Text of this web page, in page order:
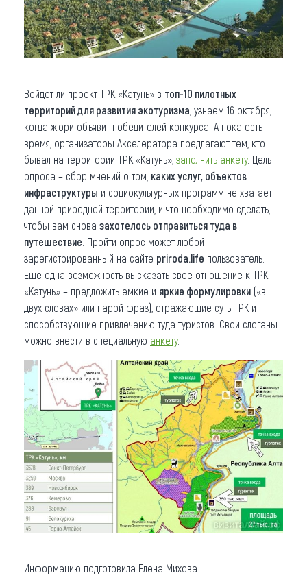
Войдет ли проект ТРК «Катунь» в топ-10 пилотных
территорий для развития экотуризма , узнаем 16 октября,
когда жюри объявит победителей конкурса. А пока есть
время, организаторы Акселератора предлагают тем, кто
бывал на территории ТРК «Катунь», заполнить анкету. Цель
опроса – сбор мнений о том, каких услуг, объектов
инфраструктуры и социокультурных программ не хватает
данной природной территории, и что необходимо сделать,
чтобы вам снова захотелось отправиться туда в
путешествие . Пройти опрос может любой
зарегистрированный на сайте priroda.life пользователь.
Еще одна возможность высказать свое отношение к ТРК
«Катунь» – предложить емкие и яркие формулировки («в
двух словах» или парой фраз), отражающие суть ТРК и
способствующие привлечению туда туристов. Свои слоганы
можно внести в специальную анкету.
Информацию подготовила Елена Михова.